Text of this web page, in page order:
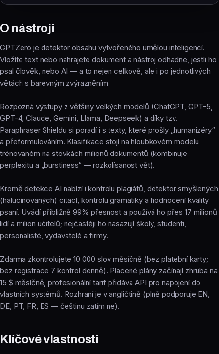
O nástroji
GPTZero je detektor obsahu vytvořeného umělou inteligencí.
Vložíte text nebo nahrajete dokument a nástroj odhadne, jestli ho
psal člověk, nebo AI — a to nejen celkově, ale i po jednotlivých
větách s barevným zvýrazněním.
Rozpozná výstupy z většiny velkých modelů (ChatGPT, GPT-5,
GPT-4, Claude, Gemini, Llama, Deepseek) a díky tzv.
Paraphraser Shieldu si poradí i s texty, které prošly „humanizéry“
a přeformulováním. Klasifikace stojí na hloubkovém modelu
trénovaném na stovkách milionů dokumentů (kombinuje
perplexitu a „burstiness“ — rozkolísanost vět).
Kromě detekce AI nabízí i kontrolu plagiátů, detektor smyšlených
(halucinovaných) citací, kontrolu gramatiky a hodnocení kvality
psaní. Uvádí přibližně 99% přesnost a používá ho přes 17 milionů
lidí a milion učitelů; nejčastěji ho nasazují školy, studenti,
personalisté, vydavatelé a firmy.
Zdarma zkontrolujete 10 000 slov měsíčně (bez platební karty;
bez registrace 7 kontrol denně). Placené plány začínají zhruba na
15 $ měsíčně, profesionální tarif přidává API pro napojení do
vlastních systémů. Rozhraní je v angličtině (plně podporuje EN,
DE, PT, FR, ES — češtinu zatím ne).
Klíčové vlastnosti